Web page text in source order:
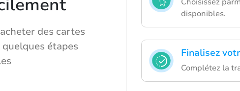
disponibles.
Finalisez
Complétez la
des cartes
étapes